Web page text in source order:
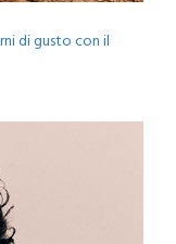
di gusto con il